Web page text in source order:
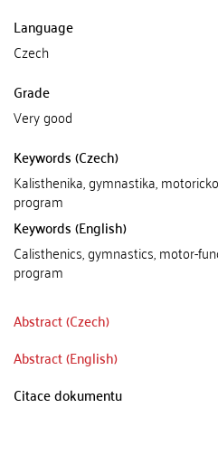
Language
Czech
Grade
Very good
Keywords (Czech)
Kalisthenika, gymnastika,
program
Keywords (English)
Calisthenics, gymnastics, motor-
program
Abstract (Czech)
Abstract (English)
Citace dokumentu